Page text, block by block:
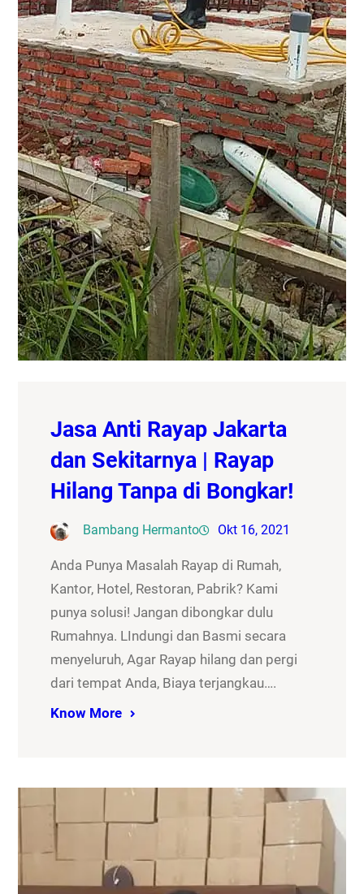
Jasa Anti Rayap Jakarta
dan Sekitarnya | Rayap
Hilang Tanpa di Bongkar!
Bambang Hermanto Okt 16, 2021
Anda Punya Masalah Rayap di Rumah,
Kantor, Hotel, Restoran, Pabrik? Kami
punya solusi! Jangan dibongkar dulu
Rumahnya. LIndungi dan Basmi secara
menyeluruh, Agar Rayap hilang dan pergi
dari tempat Anda, Biaya terjangkau….
Know More